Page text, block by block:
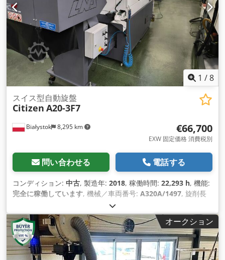
1 /8
Białystok 8,295 km
スイス型自動旋盤
Citizen A20-3F7
€66,700
EXW 固定価格 消費税別
問い合わせる 電話する
コンディション: 中古, 製造年: 2018, 稼働時間: 22,293 h, 機能:
完全に稼働しています, 機械／車両番号: A320A/1497, 旋削長
, 主軸回転速度（最大）:
20 mm, 総重量:2,200 kg（キログラム）, 最大回転速度:
10,000 回転/分, 入力電流の種類:三相, 作業長さ:200 mm , 入
力電圧:200 V, 出力:7.1 キロワット (9.65 馬力), Z軸移動距離:
200 mm,
オークション